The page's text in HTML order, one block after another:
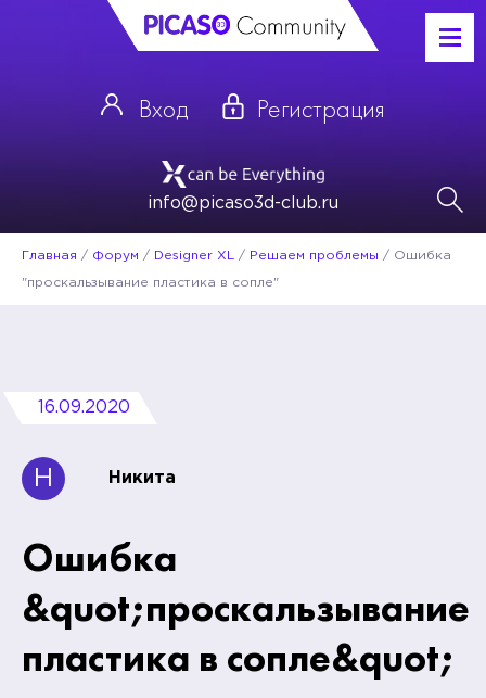
Вход Регистрация
info@picaso3d-club.ru
Главная / Форум / Designer XL / Решаем проблемы / Ошибка
"проскальзывание пластика в сопле"
16.09.2020
Н Никита
Ошибка
&quot;проскальзывание
пластика в сопле&quot;